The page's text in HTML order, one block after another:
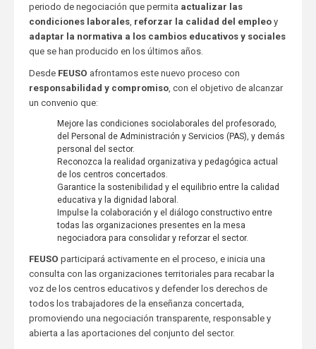
periodo de negociación que permita actualizar las
condiciones laborales, reforzar la calidad del empleoy
adaptar la normativa a los cambios educativos y sociales
que se han producido en los últimos años.
Desde FEUSO afrontamos este nuevo proceso con
responsabilidad y compromiso, con el objetivo de alcanzar
un convenio que:
Mejore las condiciones sociolaborales del profesorado,
del Personal de Administración y Servicios (PAS), y demás
personal del sector.
Reconozca la realidad organizativa y pedagógica actual
de los centros concertados.
Garantice la sostenibilidad y el equilibrio entre la calidad
educativa y la dignidad laboral.
Impulse la colaboración y el diálogo constructivo entre
todas las organizaciones presentes en la mesa
negociadora para consolidar y reforzar el sector.
FEUSO participará activamente en el proceso, e inicia una
consulta con las organizaciones territoriales para recabar la
voz de los centros educativos y defender los derechos de
todos los trabajadores de la enseñanza concertada,
promoviendo una negociación transparente, responsable y
abierta a las aportaciones del conjunto del sector.